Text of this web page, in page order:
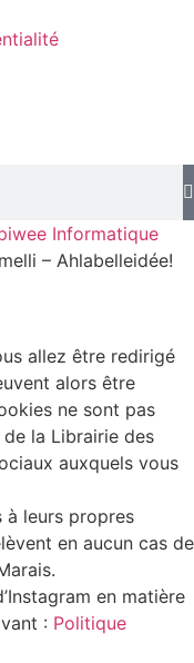
Informatique
– Ahlabelleidée!
allez être redirigé
alors être
ne sont pas
la Librairie des
auxquels vous
à leurs propres
en aucun cas de
en matière
: Politique